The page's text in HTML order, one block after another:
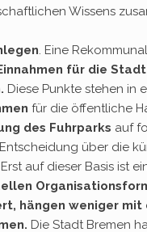
Wissens
. Eine
für die
Diese Punkte stehen in
für die öffentliche
des Fuhrparks auf
über die
auf dieser Basis ist
hängen weniger
Die Stadt Bremen